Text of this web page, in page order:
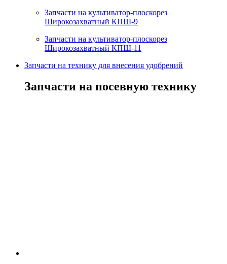
Запчасти на культиватор-плоскорез
Широкозахватный КПШ-9
Запчасти на культиватор-плоскорез
Широкозахватный КПШ-11
Запчасти на технику для внесения удобрений
Запчасти на посевную технику